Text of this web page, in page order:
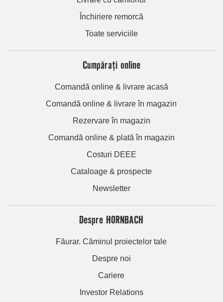
Închiriere remorcă
Toate serviciile
Cumpărați online
Comandă online & livrare acasă
Comandă online & livrare în magazin
Rezervare în magazin
Comandă online & plată în magazin
Costuri DEEE
Cataloage & prospecte
Newsletter
Despre HORNBACH
Făurar. Căminul proiectelor tale
Despre noi
Cariere
Investor Relations